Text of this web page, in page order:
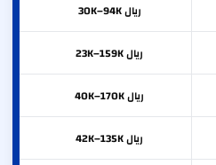
ريال 30K–94K
ريال 23K–159K
ريال 40K–170K
ريال 42K–135K